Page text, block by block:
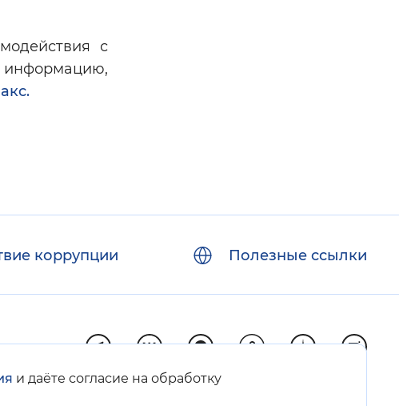
с
и даёте согласие на обработку
коррупции Полезные ссылки